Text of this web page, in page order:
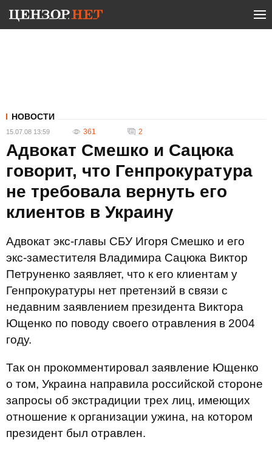
НОВОСТИ
15.07.08 13:59 361 2
Адвокат Смешко и Сацюка
говорит, что Генпрокуратура
не требовала вернуть его
клиентов в Украину
Адвокат экс-главы СБУ Игоря Смешко и его
экс-заместителя Владимира Сацюка Виктор
Петруненко заявляет, что к его клиентам у
Генпрокуратуры нет претензий в связи с
недавним заявлением президента Виктора
Ющенко по поводу своего отравления в 2004
году.
Так он прокомментировал заявление Ющенко
о том, Украина направила российской стороне
запросы об экстрадиции трех лиц, имеющих
отношение к организации ужина, на котором
президент был отравлен.